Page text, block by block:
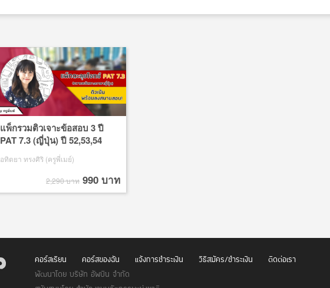
แพ็กรวมติวเจาะข้อสอบ 3 ปี
PAT 7.3 (ญี่ปุ่น) ปี 52,53,54
*+เทคนิคการเดา การจำ ทำ
ข้อสอบ TCAS โดยเฉพาะ
อทิตยา ทรงศิริ (ครูพี่เมย์)
2,290 บาท 990 บาท
คอร์สเรียน คอร์สของฉัน แจ้งการชำระเงิน วิธีสมัคร/ชำระเงิน
ติดต่อเรา
พัฒนาโดย บริษัท อัพบีน จำกัด